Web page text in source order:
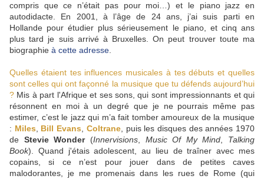
compris que ce n’était pas pour moi…) et le piano jazz en
autodidacte. En 2001, à l’âge de 24 ans, j’ai suis parti en
Hollande pour étudier plus sérieusement le piano, et cinq ans
plus tard je suis arrivé à Bruxelles. On peut trouver toute ma
biographie à cette adresse
Quelles étaient tes influences musicales à tes débuts et quelles
sont celles qui ont façonné la musique que tu défends aujourd’hui
? Mis à part l'Afrique et ses sons, qui sont impressionnants et qui
résonnent en moi à un degré que je ne pourrais même pas
estimer, c’est le jazz qui m’a fait tomber amoureux de la musique
: Miles Bill Evans Coltrane, puis les disques des années 1970
de Stevie Wonder(Innervisions, Music Of My Mind
Talking
Book). Quand j'étais adolescent, au lieu de traîner avec mes
copains, si ce n’est pour jouer dans de petites caves
malodorantes, je me promenais dans les rues de Rome (qui